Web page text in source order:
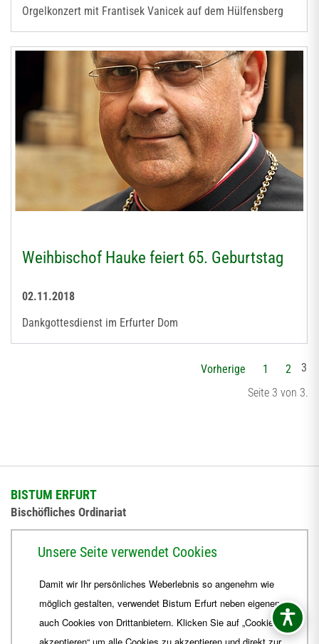
Orgelkonzert mit Frantisek Vanicek auf dem Hülfensberg
Weihbischof Hauke feiert 65. Geburtstag
02.11.2018
Dankgottesdienst im Erfurter Dom
Seite 3 von 3.
Vorherige 1 2 3
BISTUM ERFURT
Bischöfliches Ordinariat
+49 361 6572-444
ordinariat Bistum-Erfurt.de
Unsere Seite verwendet Cookies
Damit wir Ihr persönliches Weberlebnis so angenehm wie
möglich gestalten, verwendet Bistum Erfurt neben eigenen
auch Cookies von Drittanbietern. Klicken Sie auf „Cookies
akzeptieren“ um alle Cookies zu akzeptieren und direkt zur